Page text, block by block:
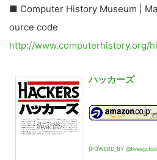
■ Computer History Museum |
ource code
http://www.computerhistory.org/
ハッカーズ
[POWERD_BY